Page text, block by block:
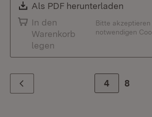
Download:
Als PDF herunterladen
In den
Warenkorb
legen
Bitte
notwendigen
Zurück Zur Seite
4 8